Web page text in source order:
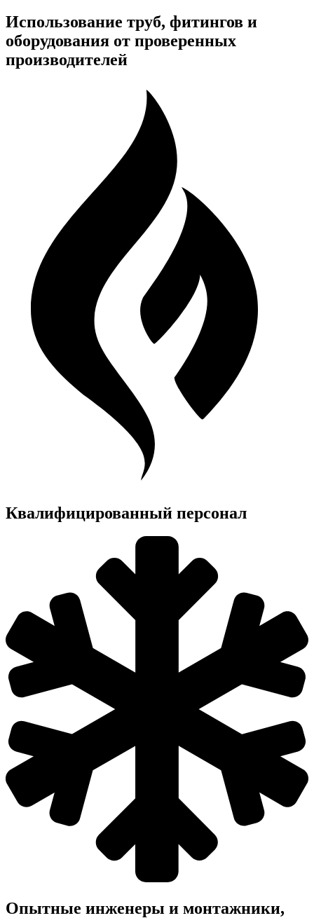
Использование труб, фитингов и
оборудования от проверенных
производителей
Квалифицированный персонал
Опытные инженеры и монтажники,